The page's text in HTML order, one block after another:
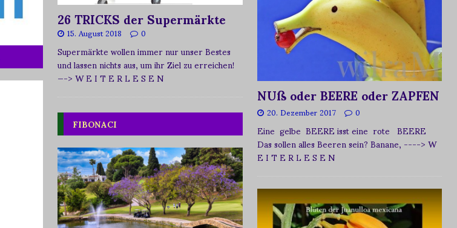
26 TRICKS der Supermärkte
15. August 2018 0
Supermärkte wollen immer nur unser Bestes
und lassen nichts aus, um ihr Ziel zu erreichen!
—-> W E I T E R L E S E N
FIBONACI
NUß oder BEERE oder ZAPFEN
20. Dezember 2017 0
Eine gelbe BEERE isst eine rote BEERE
Das sollen alles Beeren sein? Banane,----> W
E I T E R L E S E N